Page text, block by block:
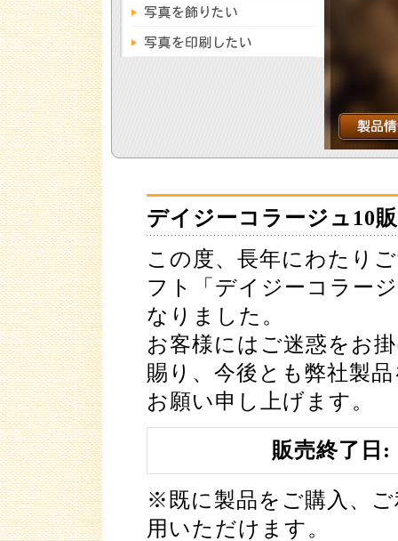
デイジーコラージュ10
この度、長年にわたり
フト「デイジーコラー
なりました。
お客様にはご迷惑をお
賜り、今後とも弊社製
お願い申し上げます。
販売終了日:
※既に製品をご購入、
用いただけます。